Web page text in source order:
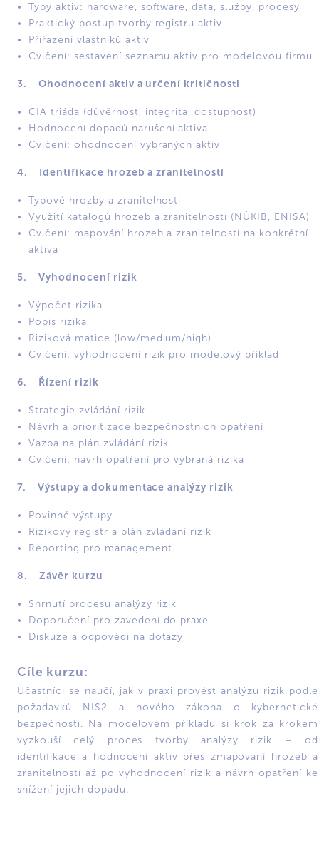
Typy aktiv: hardware, software, data, služby, procesy
Praktický postup tvorby registru aktiv
Přiřazení vlastníků aktiv
Cvičení: sestavení seznamu aktiv pro modelovou firmu
3. Ohodnocení aktiv a určení kritičnosti
CIA triáda (důvěrnost, integrita, dostupnost)
Hodnocení dopadů narušení aktiva
Cvičení: ohodnocení vybraných aktiv
4. Identifikace hrozeb a zranitelností
Typové hrozby a zranitelnosti
Využití katalogů hrozeb a zranitelností (NÚKIB, ENISA)
Cvičení: mapování hrozeb a zranitelností na konkrétní
aktiva
5. Vyhodnocení rizik
Výpočet rizika
Popis rizika
Riziková matice (low/medium/high)
Cvičení: vyhodnocení rizik pro modelový příklad
6. Řízení rizik
Strategie zvládání rizik
Návrh a prioritizace bezpečnostních opatření
Vazba na plán zvládání rizik
Cvičení: návrh opatření pro vybraná rizika
7. Výstupy a dokumentace analýzy rizik
Povinné výstupy
Rizikový registr a plán zvládání rizik
Reporting pro management
8. Závěr kurzu
Shrnutí procesu analýzy rizik
Doporučení pro zavedení do praxe
Diskuze a odpovědi na dotazy
Cíle kurzu:
Účastníci se naučí, jak v praxi provést analýzu rizik podle
požadavků NIS2 a nového zákona o kybernetické
bezpečnosti. Na modelovém příkladu si krok za krokem
vyzkouší celý proces tvorby analýzy rizik – od
identifikace a hodnocení aktiv přes zmapování hrozeb a
zranitelností až po vyhodnocení rizik a návrh opatření ke
snížení jejich dopadu.